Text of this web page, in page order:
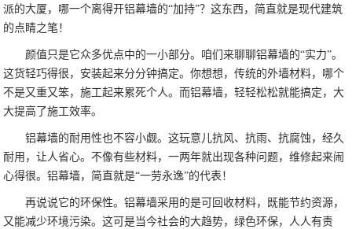
派的大厦，哪一个离得开铝幕墙的“加持”？这东西，简直就是现代建筑
的点睛之笔！
颜值只是它众多优点中的一小部分。咱们来聊聊铝幕墙的“实力”。
这货轻巧得很，安装起来分分钟搞定。你想想，传统的外墙材料，哪个
不是又重又笨，施工起来累死个人。而铝幕墙，轻轻松松就能搞定，大
大提高了施工效率。
铝幕墙的耐用性也不容小觑。这玩意儿抗风、抗雨、抗腐蚀，经久
耐用，让人省心。不像有些材料，一两年就出现各种问题，维修起来闹
心得很。铝幕墙，简直就是“一劳永逸”的代表！
再说说它的环保性。铝幕墙采用的是可回收材料，既能节约资源，
又能减少环境污染。这可是当今社会的大趋势，绿色环保，人人有责